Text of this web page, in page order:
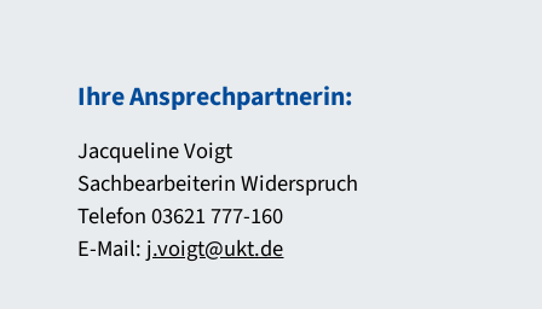
Ihre Ansprechpartnerin:
Jacqueline Voigt
Sachbearbeiterin Widerspruch
Telefon 03621 777-160
E-Mail: j.voigt@ukt.de